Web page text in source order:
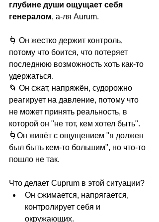
глубине души ощущает себя
генералом, а-ля Aurum.
🌀 Он жестко держит контроль,
потому что боится, что потеряет
последнюю возможность хоть как-то
удержаться.
🌀 Он сжат, напряжён, судорожно
реагирует на давление, потому что
не может принять реальность, в
которой он "не тот, кем хотел быть".
🌀Он живёт с ощущением "я должен
был быть кем-то большим", но что-то
пошло не так.
Что делает Cuprum в этой ситуации?
Он сжимается, напрягается,
контролирует себя и
окружающих.